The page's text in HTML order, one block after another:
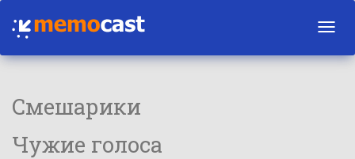
Смешарики
Чужие голоса